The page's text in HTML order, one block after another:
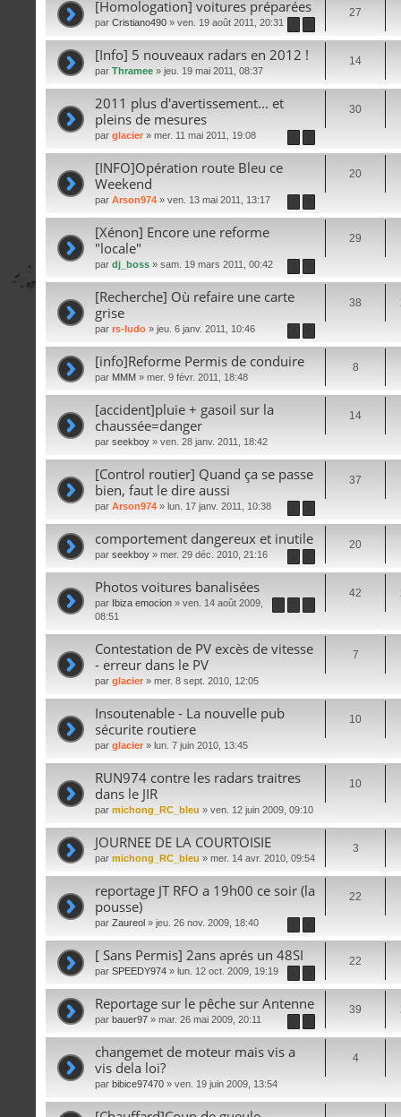
[Homologation] voitures préparées
par Cristiano490 » ven. 19 août 2011, 20:31
27
[Info] 5 nouveaux radars en 2012 !
par Thramee » jeu. 19 mai 2011, 08:37
14
2011 plus d'avertissement... et
pleins de mesures
par glacier » mer. 11 mai 2011, 19:08
30
[INFO]Opération route Bleu ce
Weekend
par Arson974 » ven. 13 mai 2011, 13:17
20
[Xénon] Encore une reforme
"locale"
par dj_boss » sam. 19 mars 2011, 00:42
29
[Recherche] Où refaire une carte
grise
par rs-ludo » jeu. 6 janv. 2011, 10:46
38
[info]Reforme Permis de conduire
par MMM » mer. 9 févr. 2011, 18:48
8
[accident]pluie + gasoil sur la
chaussée=danger
par seekboy » ven. 28 janv. 2011, 18:42
14
[Control routier] Quand ça se passe
bien, faut le dire aussi
par Arson974 » lun. 17 janv. 2011, 10:38
37
comportement dangereux et inutile
par seekboy » mer. 29 déc. 2010, 21:16
20
Photos voitures banalisées
par Ibiza emocion » ven. 14 août 2009,
08:51
42
Contestation de PV excès de vitesse
- erreur dans le PV
par glacier » mer. 8 sept. 2010, 12:05
7
Insoutenable - La nouvelle pub
sécurite routiere
par glacier » lun. 7 juin 2010, 13:45
10
RUN974 contre les radars traitres
dans le JIR
par michong_RC_bleu » ven. 12 juin 2009, 09:10
10
JOURNEE DE LA COURTOISIE
par michong_RC_bleu » mer. 14 avr. 2010, 09:54
3
reportage JT RFO a 19h00 ce soir (la
pousse)
par Zaureol » jeu. 26 nov. 2009, 18:40
22
[ Sans Permis] 2ans aprés un 48SI
par SPEEDY974 » lun. 12 oct. 2009, 19:19
22
Reportage sur le pêche sur Antenne
par bauer97 » mar. 26 mai 2009, 20:11
39
changemet de moteur mais vis a
vis dela loi?
par bibice97470 » ven. 19 juin 2009, 13:54
4